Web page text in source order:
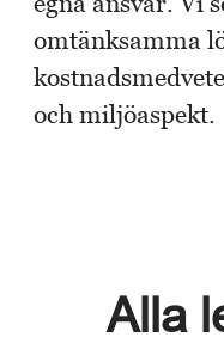
omtänksamma
och miljöaspekt.
Alla